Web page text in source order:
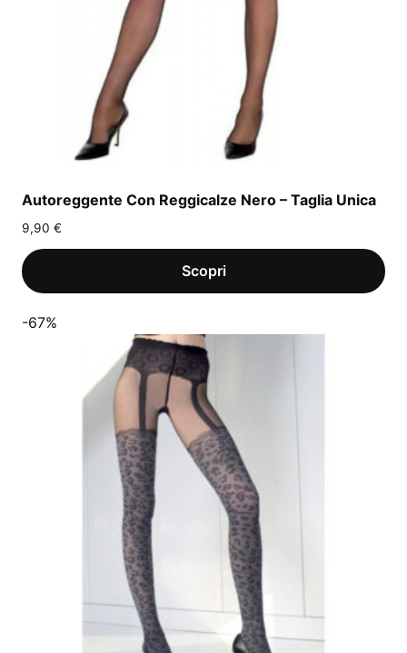
Autoreggente Con Reggicalze Nero – Taglia Unica
9,90 €
-67%